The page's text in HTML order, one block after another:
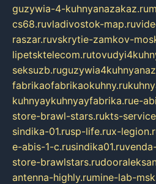
guzywia-4-kuhnyanazakaz.ru
cs68.ruvladivostok-map.ru
raszar.ruvskrytie-zamkov-
lipetsktelecom.ru
seksuzb.ru
fabrikaofabrikaokuhny.ru
kuhnyaykuhnyayfabrika.rue-
store-brawl-stars.rukts-
sindika-01.rusp-life.rux-
e-abis-1-c.rusindika01.ru
store-brawlstars.ru
antenna-highly.rumine-lab-